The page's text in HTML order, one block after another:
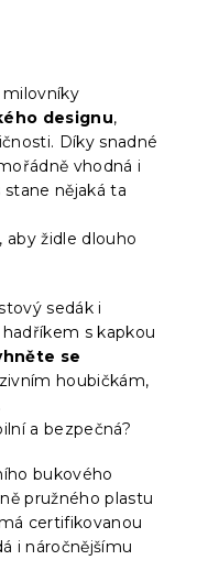
milovníky
designu,
Díky snadné
vhodná i
nějaká ta
aby židle dlouho
sedák i
s kapkou
se
houbičkám,
a bezpečná?
bukového
pružného plastu
certifikovanou
i náročnějšímu